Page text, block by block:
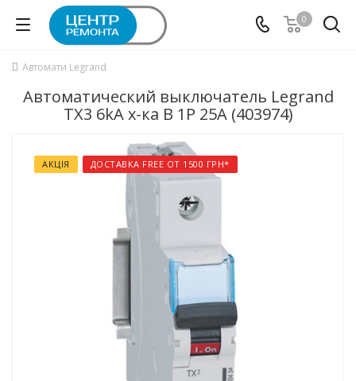
0
Автомати Legrand
Автоматический выключатель Legrand
TX3 6kA х-ка B 1P 25А (403974)
АКЦІЯ ДОСТАВКА FREE ОТ 1500 ГРН*